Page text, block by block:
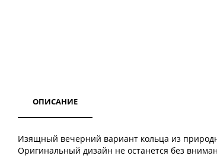
ОПИСАНИЕ
Изящный вечерний вариант кольца из
Оригинальный дизайн не останется без